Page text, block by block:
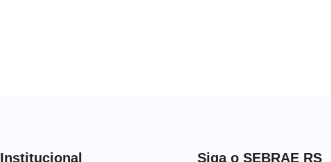
Institucional Siga o SEBRAE RS